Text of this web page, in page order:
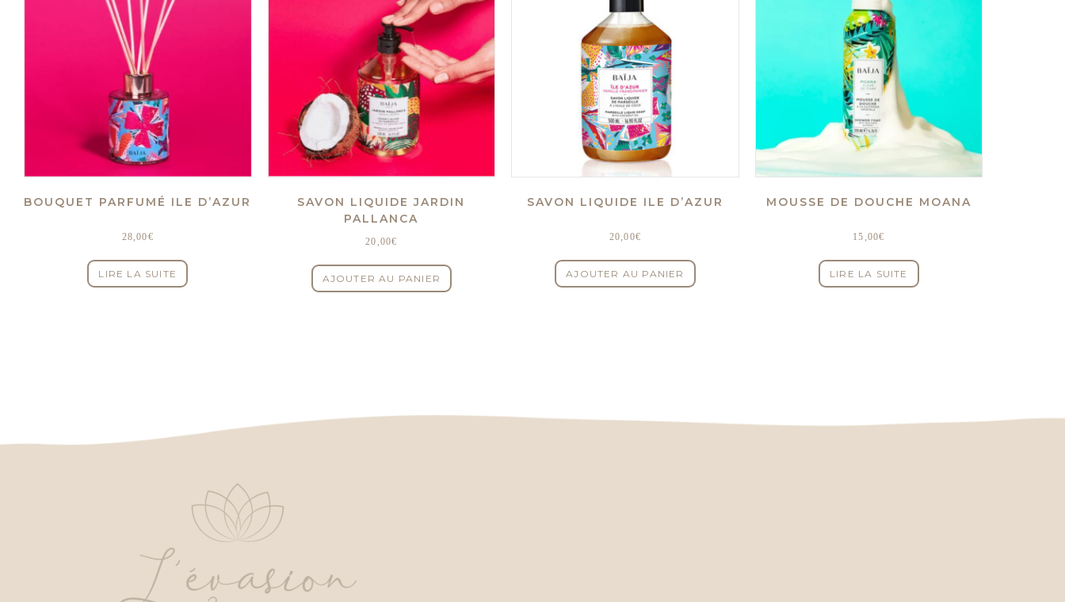
BOUQUET PARFUMÉ ILE D’AZUR
28,00€
LIRE LA SUITE
SAVON LIQUIDE JARDIN
PALLANCA
20,00€
AJOUTER AU PANIER
SAVON LIQUIDE ILE D’AZUR
20,00€
AJOUTER AU PANIER
MOUSSE DE DOUCHE MOANA
15,00€
LIRE LA SUITE